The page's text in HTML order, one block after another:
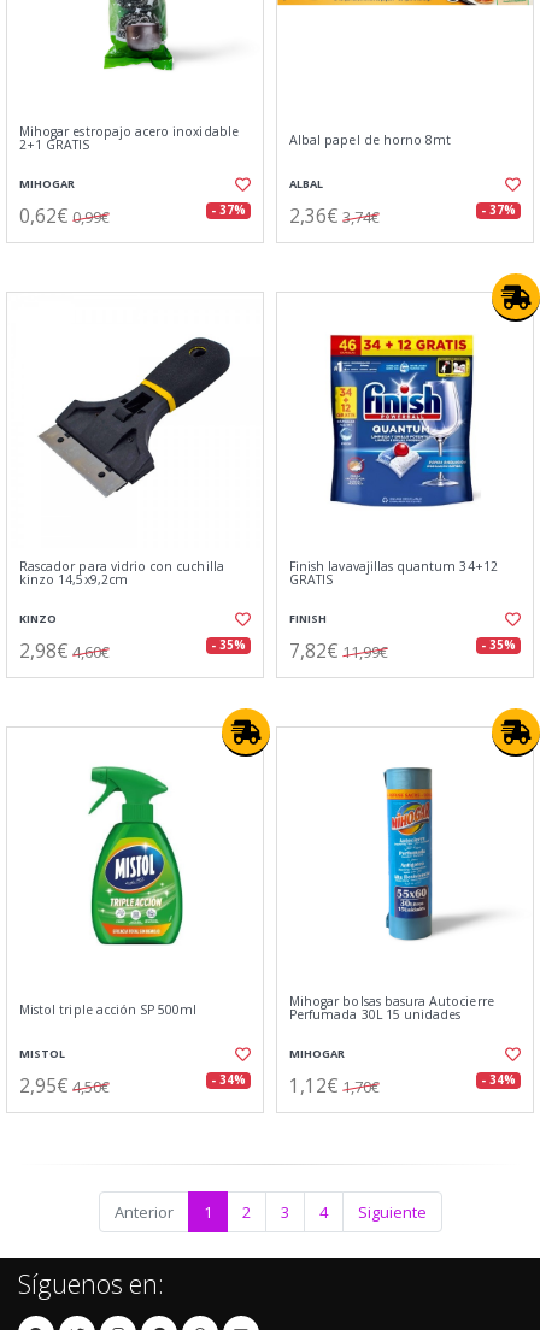
Mihogar estropajo acero inoxidable
2+1 GRATIS
MIHOGAR
0,62€ 0,99€ - 37%
Albal papel de horno 8mt
ALBAL
2,36€ 3,74€ - 37%
Rascador para vidrio con cuchilla
kinzo 14,5x9,2cm
KINZO
2,98€ 4,60€ - 35%
Finish lavavajillas quantum 34+12
GRATIS
FINISH
7,82€ 11,99€ - 35%
Mistol triple acción SP 500ml
MISTOL
2,95€ 4,50€ - 34%
Mihogar bolsas basura Autocierre
Perfumada 30L 15 unidades
MIHOGAR
1,12€ 1,70€ - 34%
Anterior 1 2 3 4 Siguiente
Síguenos en: